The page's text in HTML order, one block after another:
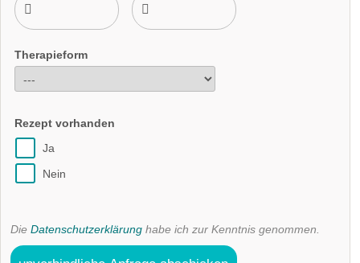
Therapieform
Rezept vorhanden
Ja
Nein
Die Datenschutzerklärung habe ich zur Kenntnis genommen.